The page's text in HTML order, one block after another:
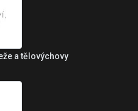
a tělovýchovy